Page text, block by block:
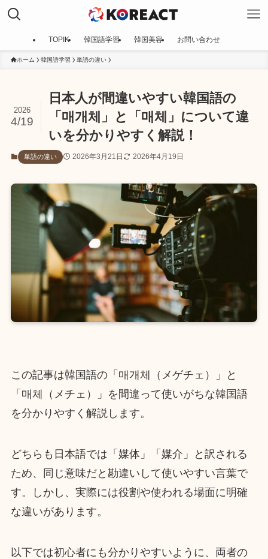
TOPIK 韓国語学習 韓国美容 お問い合わせ
ホーム 韓国語学習 単語の違い
日本人が間違いやすい韓国語の
「매개체」と「매체」について違
いを分かりやすく解説！
2026
4/19
単語の違い 2026年3月21日 2026年4月19日
この記事は韓国語の「매개체（メゲチェ）」と
「매체（メチェ）」を間違って使いがちな韓国語
を分かりやすく解説します。
どちらも日本語では「媒体」「媒介」と訳される
ため、同じ意味だと勘違いして使いやすい言葉で
す。しかし、実際には役割や使われる場面に明確
な違いがあります。
以下では初心者にも分かりやすいように、両者の